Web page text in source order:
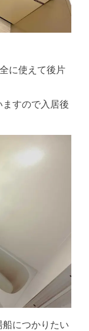
に使えて後片
すので入居後
につかりたい